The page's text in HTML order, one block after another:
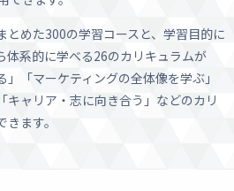
とめた300の学習コースと、学習目的に
体系的に学べる26のカリキュラムが
」「マーケティングの全体像を学ぶ」
キャリア・志に向き合う」などのカリ
ます。